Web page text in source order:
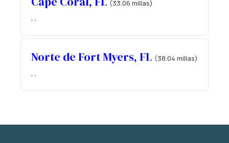
(33.06 millas)
, ,
Norte de Fort Myers, FL (38.04 millas)
, ,